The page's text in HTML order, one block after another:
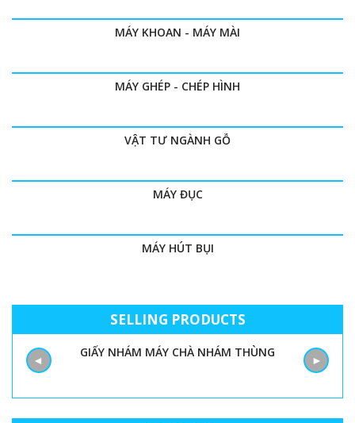
MÁY KHOAN - MÁY MÀI
MÁY GHÉP - CHÉP HÌNH
VẬT TƯ NGÀNH GỖ
MÁY ĐỤC
MÁY HÚT BỤI
SELLING PRODUCTS
GIẤY NHÁM MÁY CHÀ NHÁM THÙNG
◄ ►